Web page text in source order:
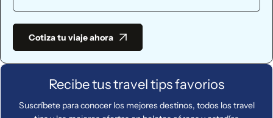
Cotiza tu viaje ahora
Recibe tus travel tips favorios
Suscríbete para conocer los mejores destinos, todos los travel